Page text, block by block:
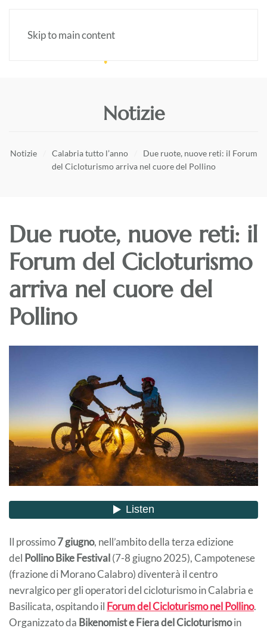
Skip to main content
Notizie
Notizie Calabria tutto l’anno
Due ruote, nuove reti: il Forum
del Cicloturismo arriva nel cuore del Pollino
Due ruote, nuove reti: il
Forum del Cicloturismo
arriva nel cuore del
Pollino
Il prossimo7 giugno, nell’ambito della terza edizione
del Pollino Bike Festival(7-8 giugno 2025), Campotenese
(frazione di Morano Calabro) diventerà il centro
nevralgico per gli operatori del cicloturismo in Calabria e
Basilicata, ospitando il Forum del Cicloturismo nel Pollino.
Organizzato da Bikenomist e Fiera del Cicloturismoin